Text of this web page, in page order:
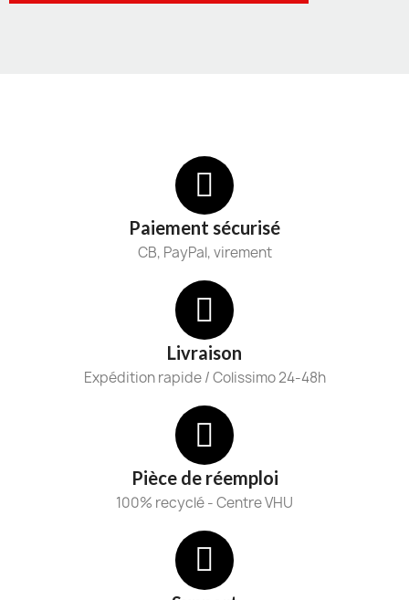
Paiement sécurisé
CB, PayPal, virement
Livraison
Expédition rapide / Colissimo 24-48h
Pièce de réemploi
100% recyclé - Centre VHU